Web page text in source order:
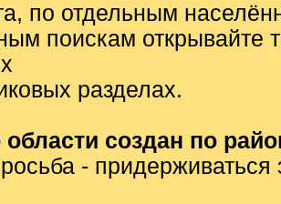
по отдельным
поискам открывайте
разделах.
области создан по
- придерживаться